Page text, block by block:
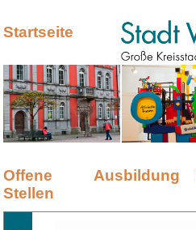
Startseite
Offene
Stellen
Ausbildung